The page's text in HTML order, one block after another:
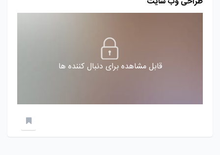
قابل مشاهده برای دنبال کننده ها